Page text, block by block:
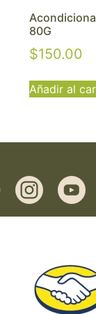
80G
$150.00
Añadir al